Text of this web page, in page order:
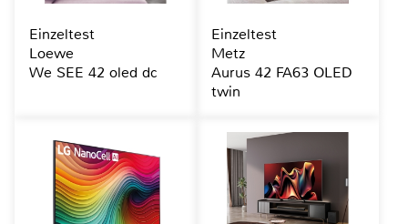
Einzeltest
Loewe
We SEE 42 oled dc
Einzeltest
Metz
Aurus 42 FA63 OLED
twin